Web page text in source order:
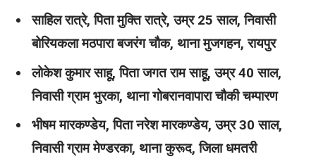
साहिल रात्रे, पिता मुक्ति रात्रे, उम्र 25 साल, निवासी
बोरियकला मठपारा बजरंग चौक, थाना मुजगहन, रायपुर
लोकेश कुमार साहू, पिता जगत राम साहू, उम्र 40 साल,
निवासी ग्राम भुरका, थाना गोबरानवापारा चौकी चम्पारण
भीषम मारकण्डेय, पिता नरेश मारकण्डेय, उम्र 30 साल,
निवासी ग्राम मेण्डरका, थाना कुरूद, जिला धमतरी